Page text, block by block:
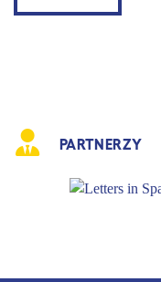
PARTNERZY